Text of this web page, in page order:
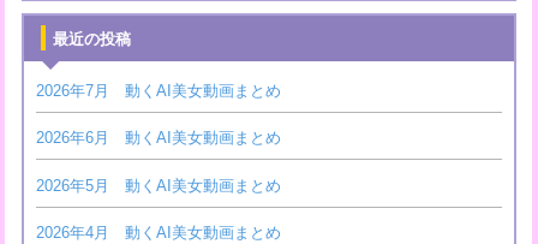
最近の投稿
2026年7月 動くAI美女動画まとめ
2026年6月 動くAI美女動画まとめ
2026年5月 動くAI美女動画まとめ
2026年4月 動くAI美女動画まとめ